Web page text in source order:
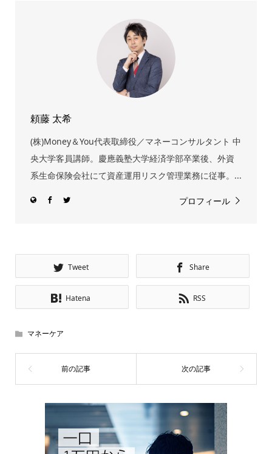
頼藤 太希
(株)Money＆You代表取締役／マネーコンサルタント 中
央大学客員講師。慶應義塾大学経済学部卒業後、外資
系生命保険会社にて資産運用リスク管理業務に従事。...
プロフィール
Tweet Share
Hatena RSS
マネーケア